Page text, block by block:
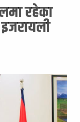
रहेका